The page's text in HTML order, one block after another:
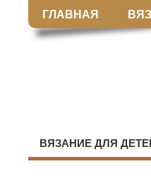
ГЛАВНАЯ
ВЯЗАНИЕ ДЛЯ